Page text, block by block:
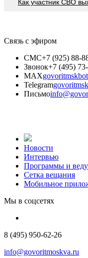
Как участник СВО
Связь с эфиром
СМС+7 (925) 88-
Звонок+7 (495)
MAXgovoritmskbot
Telegram
Письмо
Новости
Интервью
Программы и
Сетка вещания
Мобильное
Мы в соцсетях
8 (495) 950-62-26
info@govoritmoskva.ru